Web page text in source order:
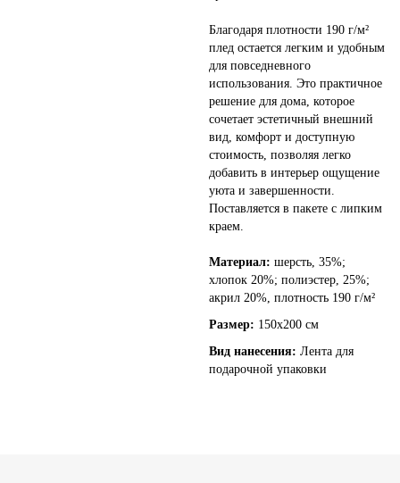
Благодаря плотности 190 г/м²
плед остается легким и удобным
для повседневного
использования. Это практичное
решение для дома, которое
сочетает эстетичный внешний
вид, комфорт и доступную
стоимость, позволяя легко
добавить в интерьер ощущение
уюта и завершенности.
Поставляется в пакете с липким
краем.
Материал: шерсть, 35%;
хлопок 20%; полиэстер, 25%;
акрил 20%, плотность 190 г/м²
Размер: 150х200 см
Вид нанесения: Лента для
подарочной упаковки